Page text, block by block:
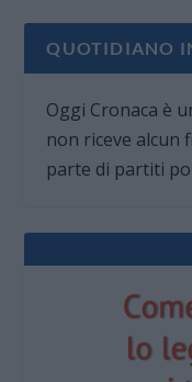
QUOTIDIANO
Oggi Cronaca è
non riceve alcun
parte di partiti